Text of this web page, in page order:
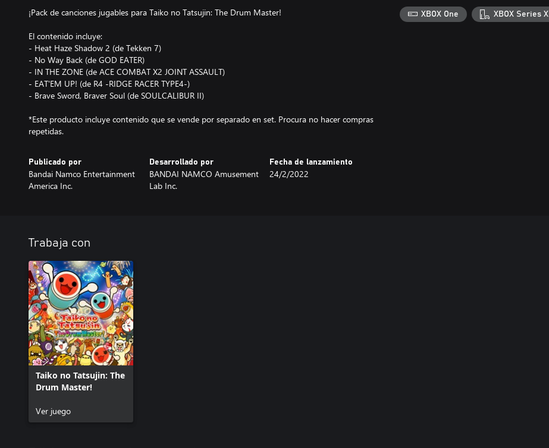
¡Pack de canciones jugables para Taiko no Tatsujin: The Drum Master!
El contenido incluye:
- Heat Haze Shadow 2 (de Tekken 7)
- No Way Back (de GOD EATER)
- IN THE ZONE (de ACE COMBAT X2 JOINT ASSAULT)
- EAT'EM UP! (de R4 -RIDGE RACER TYPE4-)
- Brave Sword, Braver Soul (de SOULCALIBUR II)
*Este producto incluye contenido que se vende por separado en set. Procura no hacer compras
repetidas.
Publicado por
Bandai Namco Entertainment
America Inc.
Desarrollado por
BANDAI NAMCO Amusement
Lab Inc.
Fecha de lanzamiento
24/2/2022
XBOX One XBOX Series
Trabaja con
Taiko no Tatsujin: The
Drum Master!
Ver juego